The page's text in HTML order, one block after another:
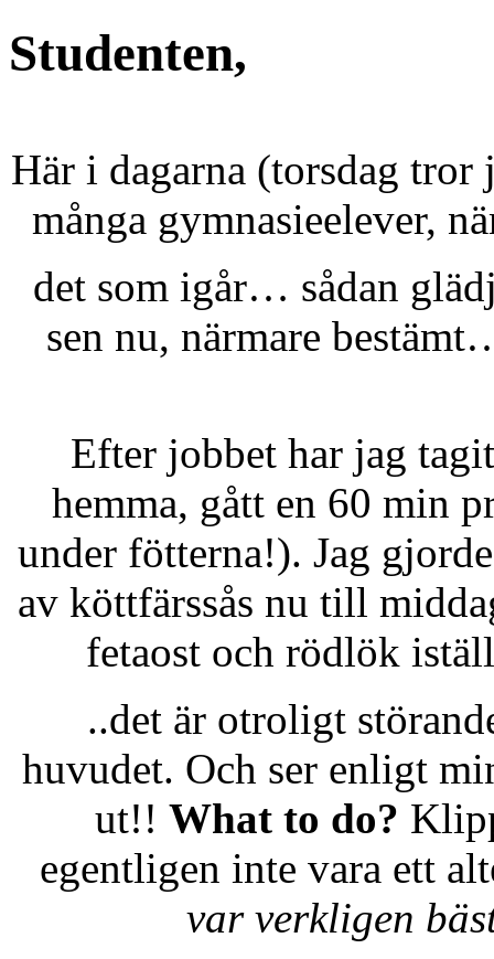
Studenten,
Här i dagarna (torsdag tror
många gymnasieelever,
det som igår… sådan
sen nu, närmare
Efter jobbet har jag
hemma, gått en 60 min
under fötterna!). Jag
av köttfärssås nu till
fetaost och rödlök
..det är otroligt
huvudet. Och ser enligt
ut!! What to do?
egentligen inte vara ett
var verkligen